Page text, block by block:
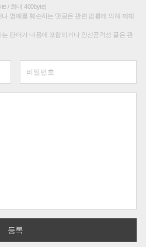
/ 최대 400byte)
명예를 훼손하는 댓글은 관련 법률에 의해 제재
단어가 내용에 포함되거나 인신공격성 글은 관